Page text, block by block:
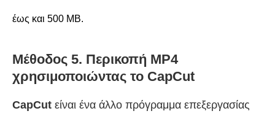
έως και 500 MB.
Μέθοδος 5. Περικοπή MP4
χρησιμοποιώντας το CapCut
CapCut είναι ένα άλλο πρόγραμμα επεξεργασίας